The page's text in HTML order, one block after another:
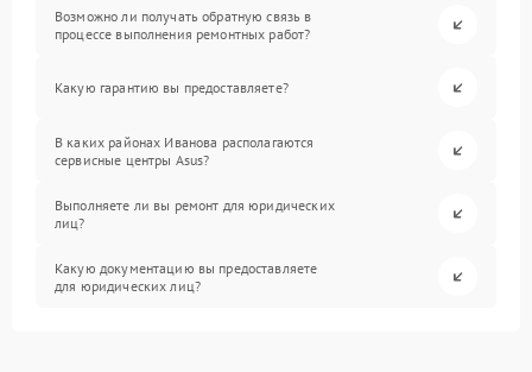
Возможно ли получать обратную связь в
процессе выполнения ремонтных работ?
Какую гарантию вы предоставляете?
В каких районах Иванова располагаются
сервисные центры Asus?
Выполняете ли вы ремонт для юридических
лиц?
Какую документацию вы предоставляете
для юридических лиц?